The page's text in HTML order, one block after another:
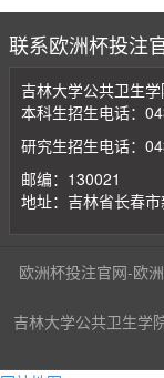
联系欧洲杯投注
吉林大学公共卫生学
本科生招生电话：
研究生招生电话：
邮编：130021
地址：吉林省长春
欧洲杯投注官网-欧
吉林大学公共卫生学